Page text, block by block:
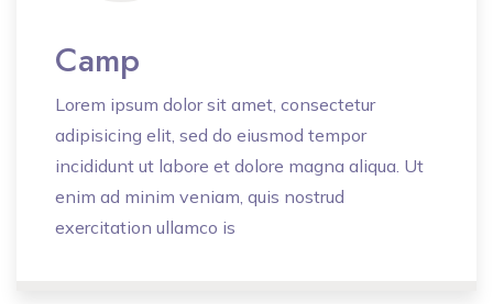
Camp
Lorem ipsum dolor sit amet, consectetur
adipisicing elit, sed do eiusmod tempor
incididunt ut labore et dolore magna aliqua. Ut
enim ad minim veniam, quis nostrud
exercitation ullamco is